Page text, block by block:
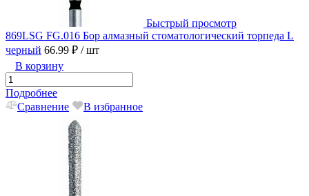
Быстрый просмотр
869LSG FG.016 Бор алмазный стоматологический торпеда L
черный 66.99 ₽ / шт
В корзину
Подробнее
Сравнение
В избранное